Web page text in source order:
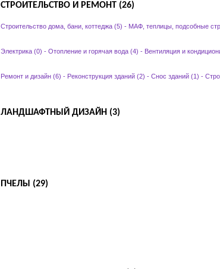
СТРОИТЕЛЬСТВО И РЕМОНТ (26)
Строительство дома, бани, коттеджа (5) - МАФ, теплицы, подсобные
Электрика (0) - Отопление и горячая вода (4) - Вентиляция и
Ремонт и дизайн (6) - Реконструкция зданий (2) - Снос зданий (1) -
ЛАНДШАФТНЫЙ ДИЗАЙН (3)
ПЧЕЛЫ (29)